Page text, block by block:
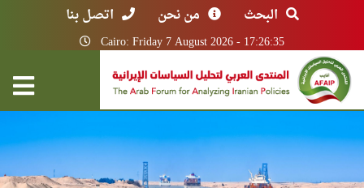
البحث من نحن اتصل بنا
Cairo: Friday 7 August 2026 - 17:26:35